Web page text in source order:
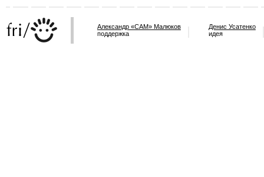
Александр «САМ» Малюков
поддержка
Денис Усатенко
идея